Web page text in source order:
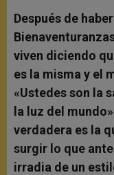
Después de
viven diciendo
es la misma y el
«Ustedes son la
la luz del mundo»
verdadera es la
surgir lo que
irradia de un